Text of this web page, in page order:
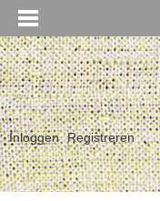
Inloggen Registreren